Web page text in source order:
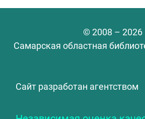
© 2008 – 2026
Самарская областная
Сайт разработан агентством